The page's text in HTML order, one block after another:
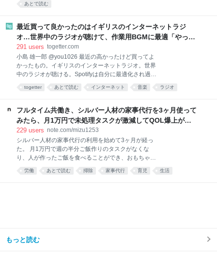
主義の手先となった我々人類にもたらされる癒しのひ
もの」です。 ただいまAmazonが7/13(月)いっぱいま
で、プライムデーの大型セール中（現在は先行セー
ル）なので、琴線に触れた方はどしどしお買い求めく
ださい。 ※このページのリンクからご購入いただくと
一部収益がサイトに還元され運営費になります。あり
がとうございます！
あとで読む
最近買って良かったのはイギリスのインターネットラジ
オ…世界中のラジオが聴けて、作業用BGMに最適「やっぱ
り物理的な機械」「この質感で鎮座してくれるのがいい」
291 users togetter.com
小島 雄一郎 @you1026 最近の高かったけど買ってよ
かったもの。イギリスのインターネットラジオ。世界
中のラジオが聴ける。Spotifyは自分に最適化され過ぎ
と、その国の雰囲気とかと一緒に音楽が流れてくる。
こっちがいい。 pic.x.com/Qf4rbfrpij 2026-06-28
10:48:11
togetter あとで読む インターネット 音楽 ラジオ
フルタイム共働き、シルバー人材の家事代行を3ヶ月使って
みたら、月1万円で未処理タスクが激減してQOL爆上がり
した話。｜みず
229 users note.com/mizu1253
シルバー人材の家事代行の利用を始めて3ヶ月が経っ
た。 月1万円で週の半分ご飯作りのタスクがなくな
り、人が作ったご飯を食べることができ、おもちゃが
なくなり、トイレ掃除は頻度が半分くらいになった。
が1人。 毎日時間との戦い。 私は仕事終わりに家事を
楽しくテキパキとできる方ではない。ついだらけてし
労働 あとで読む 掃除 家事代行 育児 生活
もっと読む